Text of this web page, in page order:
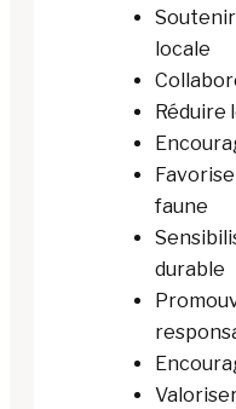
locale
Réduire
faune
durable